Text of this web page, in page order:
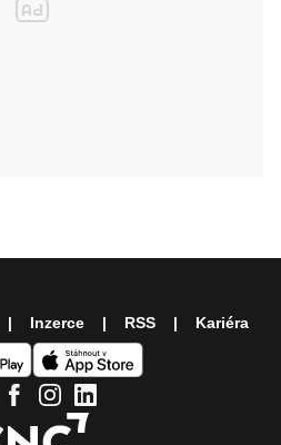
Inzerce RSS Kariéra